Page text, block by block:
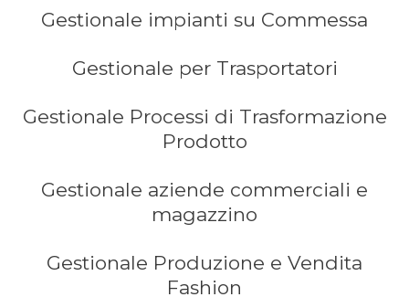
Gestionale impianti su Commessa
Gestionale per Trasportatori
Gestionale Processi di Trasformazione
Prodotto
Gestionale aziende commerciali e
magazzino
Gestionale Produzione e Vendita
Fashion